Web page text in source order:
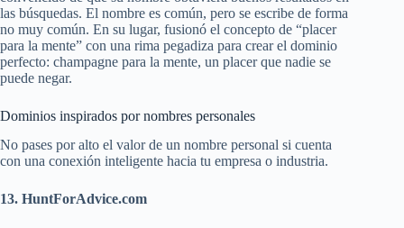
las búsquedas. El nombre es común, pero se escribe de forma
no muy común. En su lugar, fusionó el concepto de “placer
para la mente” con una rima pegadiza para crear el dominio
perfecto: champagne para la mente, un placer que nadie se
puede negar.
Dominios inspirados por nombres personales
No pases por alto el valor de un nombre personal si cuenta
con una conexión inteligente hacia tu empresa o industria.
13. HuntForAdvice.com